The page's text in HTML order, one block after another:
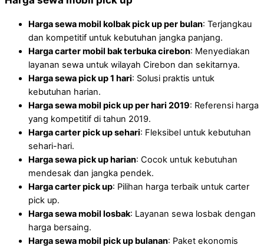
Harga sewa mobil kolbak pick up per bulan: Terjangkau
dan kompetitif untuk kebutuhan jangka panjang.
Harga carter mobil bak terbuka cirebon: Menyediakan
layanan sewa untuk wilayah Cirebon dan sekitarnya.
Harga sewa pick up 1 hari: Solusi praktis untuk
kebutuhan harian.
Harga sewa mobil pick up per hari 2019: Referensi harga
yang kompetitif di tahun 2019.
Harga carter pick up sehari: Fleksibel untuk kebutuhan
sehari-hari.
Harga sewa pick up harian: Cocok untuk kebutuhan
mendesak dan jangka pendek.
Harga carter pick up: Pilihan harga terbaik untuk carter
pick up.
Harga sewa mobil losbak: Layanan sewa losbak dengan
harga bersaing.
Harga sewa mobil pick up bulanan: Paket ekonomis